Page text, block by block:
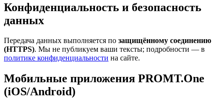
Конфиденциальность и безопасность
данных
Передача данных выполняется по защищённому соединению
(HTTPS). Мы не публикуем ваши тексты; подробности — в
политике конфиденциальности на сайте.
Мобильные приложения PROMT.One
(iOS/Android)